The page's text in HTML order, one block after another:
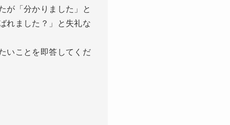
が「分かりました」と
れました？」と失礼な
いことを即答してくだ